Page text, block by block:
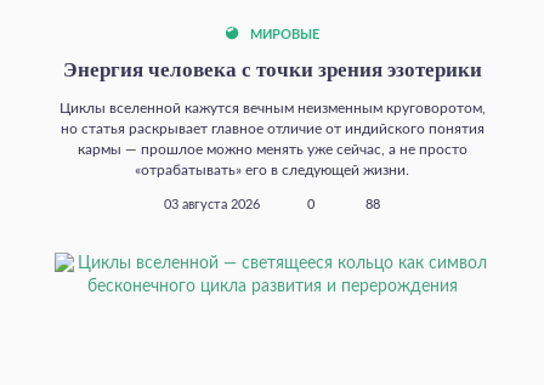
МИРОВЫЕ
Энергия человека с точки зрения эзотерики
Циклы вселенной кажутся вечным неизменным круговоротом,
но статья раскрывает главное отличие от индийского понятия
кармы — прошлое можно менять уже сейчас, а не просто
«отрабатывать» его в следующей жизни.
03 августа 2026 0 88